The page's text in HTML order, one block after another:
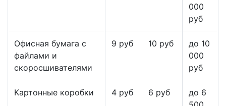
000
руб
Офисная бумага с
файлами и
скоросшивателями
9 руб 10 руб
до 10
000
руб
Картонные коробки 4 руб 6 руб
до 6